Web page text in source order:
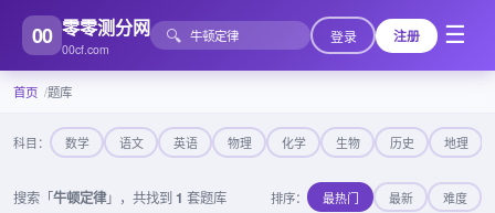
00 零零测分网
00cf.com
🔍 登录 注册 ☰
首页 题库
科目： 数学 语文 英语 物理 化学 生物 历史 地理
搜索「牛顿定律」，共找到 1 套题库 排序： 最热门 最新 难度